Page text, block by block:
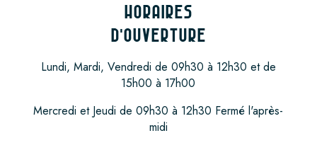
HORAIRES
D'OUVERTURE
Lundi, Mardi, Vendredi de 09h30 à 12h30 et de
15h00 à 17h00
Mercredi et Jeudi de 09h30 à 12h30 Fermé l'après-
midi